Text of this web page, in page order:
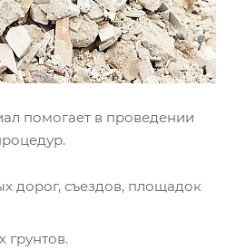
помогает в проведении
дорог, съездов, площадок
грунтов.